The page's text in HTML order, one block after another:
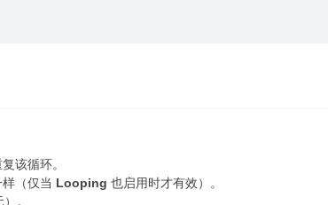
该循环。
（仅当 Looping 也启用时才有效）。
。